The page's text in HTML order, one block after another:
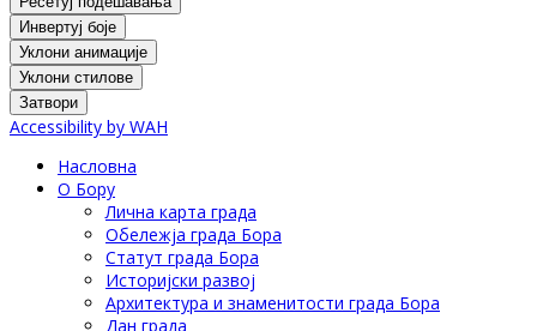
Инвертуј боје
Уклони анимације
Уклони стилове
Затвори
Accessibility by WAH
Насловна
О Бору
Лична карта града
Обележја града Бора
Статут града Бора
Историјски развој
Архитектура и знаменитости града Бора
Дан града